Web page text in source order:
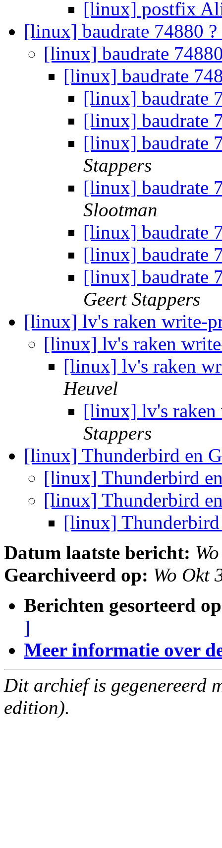
[linux] postfix
[linux] baudrate 74880 ?
[linux] baudrate
[linux] baudrate
[linux] baudrate
[linux] baudrate
[linux] baudrate
Stappers
[linux] baudrate
Slootman
[linux] baudrate
[linux] baudrate
[linux] baudrate
Geert Stappers
[linux] lv's raken write-
[linux] lv's raken
[linux] lv's raken
Heuvel
[linux] lv's raken
Stappers
[linux] Thunderbird en
[linux] Thunderbird
[linux] Thunderbird
[linux]
Datum laatste bericht:
Gearchiveerd op: Wo Okt
Berichten gesorteerd
]
Meer informatie over
Dit archief is gegenereerd
edition).